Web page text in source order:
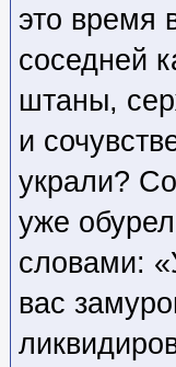
это время
соседней
штаны,
и
украли?
уже
словами:
вас